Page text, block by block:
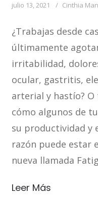
julio 13, 2021 Cinthia
¿Trabajas desde
últimamente
irritabilidad,
ocular, gastritis,
arterial y hastío? O
cómo algunos de
su productividad y
razón puede estar
nueva llamada
Leer Más